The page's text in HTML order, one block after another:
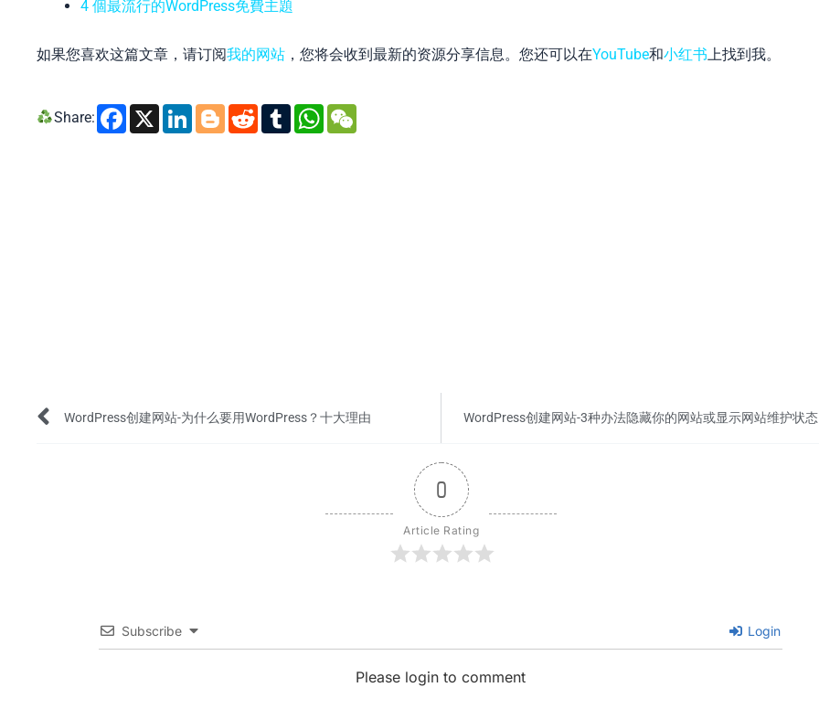
4 個最流行的WordPress免費主題
如果您喜欢这篇文章，请订阅我的网站 ，您将会收到最新的资源分享信息。您还可以在YouTube和小红书上找到我。
Share: Facebook
X LinkedIn
Blogger
Reddit
Tumblr
WhatsApp
WeChat
Prev
WordPress创建网站-为什么要用WordPress？十大理由 WordPress创建网站-3种办法隐藏你的网站或显示网站维护状态
0
Article Rating
Subscribe Login
Please login to comment